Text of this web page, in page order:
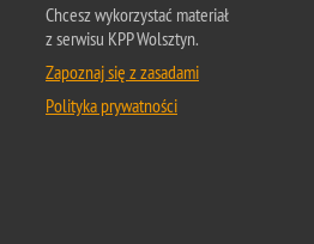
Chcesz wykorzystać materiał
z serwisu KPP Wolsztyn.
Zapoznaj się z zasadami
Polityka prywatności